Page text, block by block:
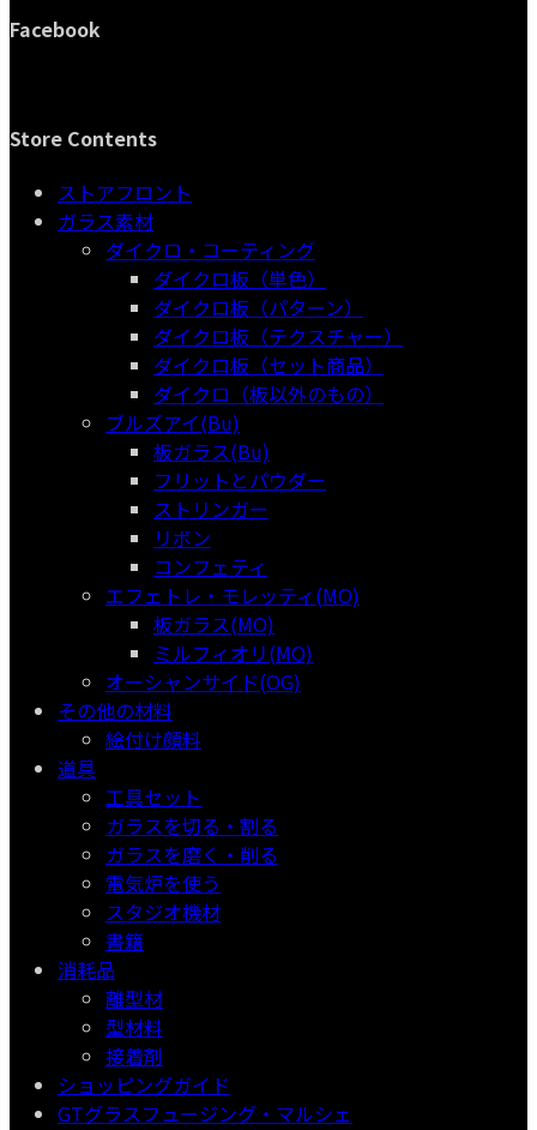
Facebook
Store Contents
ストアフロント
ガラス素材
ダイクロ・コーティング
ダイクロ板（単色）
ダイクロ板（パターン）
ダイクロ板（テクスチャー）
ダイクロ板（セット商品）
ダイクロ（板以外のもの）
ブルズアイ(Bu)
板ガラス(Bu)
フリットとパウダー
ストリンガー
リボン
コンフェティ
エフェトレ・モレッティ(MO)
板ガラス(MO)
ミルフィオリ(MO)
オーシャンサイド(OG)
その他の材料
絵付け顔料
道具
工具セット
ガラスを切る・割る
ガラスを磨く・削る
電気炉を使う
スタジオ機材
書籍
消耗品
離型材
型材料
接着剤
ショッピングガイド
GTグラスフュージング・マルシェ